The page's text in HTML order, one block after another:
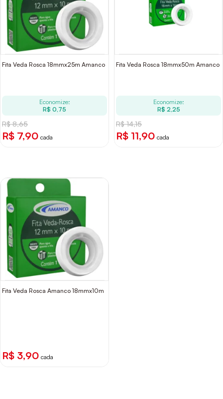
Fita Veda Rosca 18mmx25m Amanco
Economize:
R$ 0,75
R$ 8,65
R$ 7,90 cada
Fita Veda Rosca 18mmx50m Amanco
Economize:
R$ 2,25
R$ 14,15
R$ 11,90 cada
Fita Veda Rosca Amanco 18mmx10m
R$ 3,90 cada